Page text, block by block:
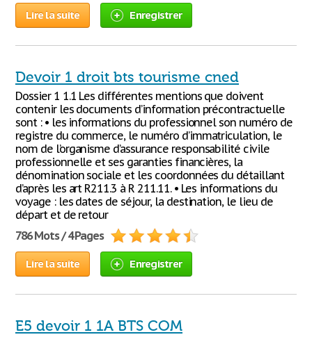
Lire la suite Enregistrer
Devoir 1 droit bts tourisme cned
Dossier 1 1.1 Les différentes mentions que doivent
contenir les documents d’information précontractuelle
sont : • les informations du professionnel son numéro de
registre du commerce, le numéro d’immatriculation, le
nom de l’organisme d’assurance responsabilité civile
professionnelle et ses garanties financières, la
dénomination sociale et les coordonnées du détaillant
d’après les art R211.3 à R 211.11. • Les informations du
voyage : les dates de séjour, la destination, le lieu de
départ et de retour
786 Mots / 4 Pages
Lire la suite Enregistrer
E5 devoir 1 1A BTS COM